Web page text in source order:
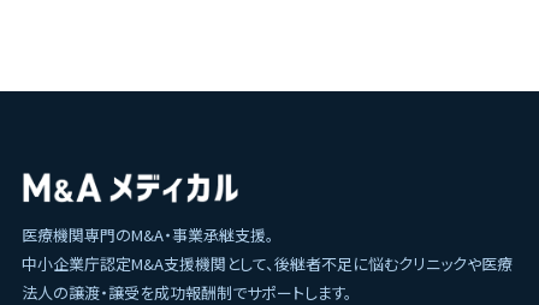
医療機関専門のM&A・事業承継支援。
中小企業庁認定M&A支援機関として、後継者不足に悩むクリニックや医療
法人の譲渡・譲受を成功報酬制でサポートします。